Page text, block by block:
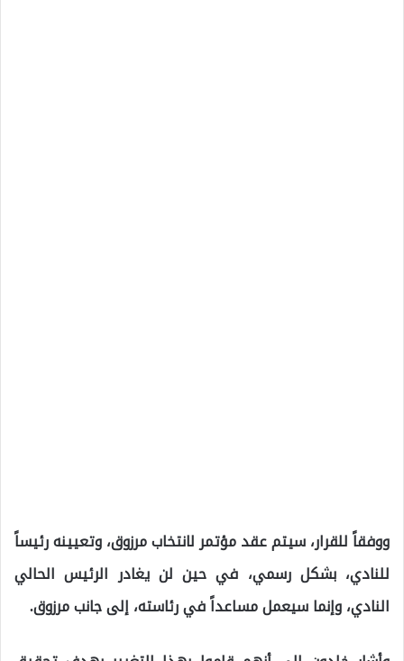
ووفقاً للقرار، سيتم عقد مؤتمر لانتخاب مرزوق، وتعيينه رئيساً
للنادي، بشكل رسمي، في حين لن يغادر الرئيس الحالي
النادي، وإنما سيعمل مساعداً في رئاسته، إلى جانب مرزوق.